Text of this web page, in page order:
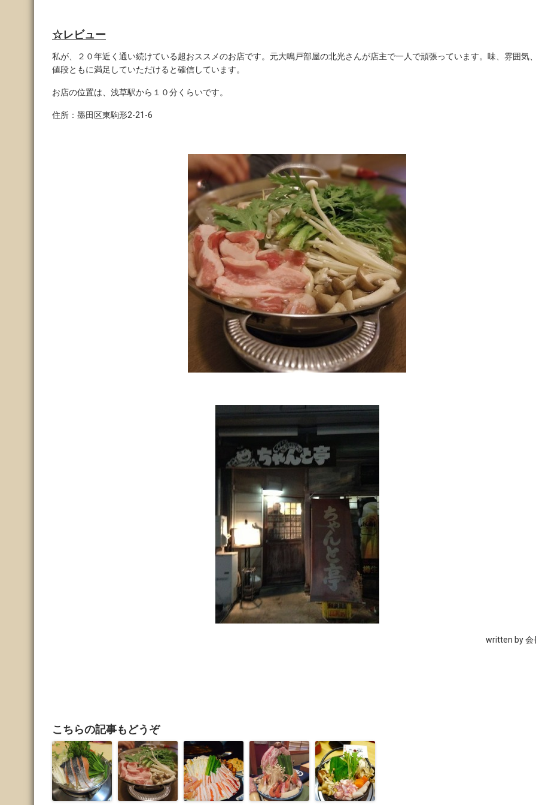
☆レビュー
私が、２０年近く通い続けている超おススメのお店です。元大鳴戸部屋の北光さんが店主で一人で頑張っています。味、雰囲気
値段ともに満足していただけると確信しています。
お店の位置は、浅草駅から１０分くらいです。
住所：墨田区東駒形2-21-6
written by 会
こちらの記事もどうぞ